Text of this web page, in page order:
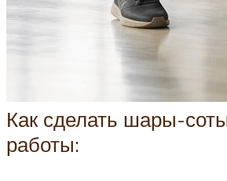
Как сделать шары-
работы: